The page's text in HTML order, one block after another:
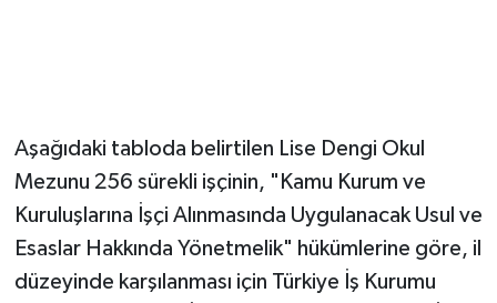
Aşağıdaki tabloda belirtilen Lise Dengi Okul
Mezunu 256 sürekli işçinin, "Kamu Kurum ve
Kuruluşlarına İşçi Alınmasında Uygulanacak Usul ve
Esaslar Hakkında Yönetmelik" hükümlerine göre, il
düzeyinde karşılanması için Türkiye İş Kurumu